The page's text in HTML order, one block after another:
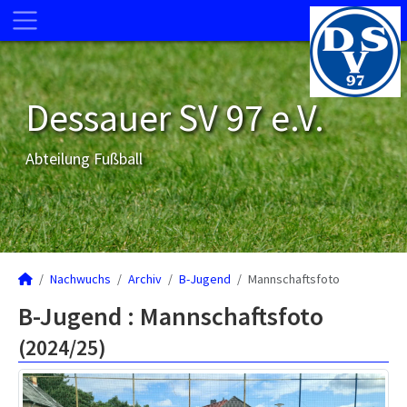
Dessauer SV 97 e.V.
Abteilung Fußball
Nachwuchs Archiv B-Jugend Mannschaftsfoto
B-Jugend : Mannschaftsfoto
(2024/25)